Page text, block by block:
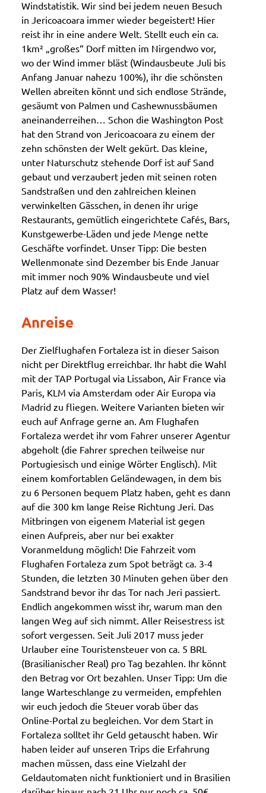
Windstatistik. Wir sind bei jedem neuen Besuch
in Jericoacoara immer wieder begeistert! Hier
reist ihr in eine andere Welt. Stellt euch ein ca.
1km² „großes“ Dorf mitten im Nirgendwo vor,
wo der Wind immer bläst (Windausbeute Juli bis
Anfang Januar nahezu 100%), ihr die schönsten
Wellen abreiten könnt und sich endlose Strände,
gesäumt von Palmen und Cashewnussbäumen
aneinanderreihen… Schon die Washington Post
hat den Strand von Jericoacoara zu einem der
zehn schönsten der Welt gekürt. Das kleine,
unter Naturschutz stehende Dorf ist auf Sand
gebaut und verzaubert jeden mit seinen roten
Sandstraßen und den zahlreichen kleinen
verwinkelten Gässchen, in denen ihr urige
Restaurants, gemütlich eingerichtete Cafés, Bars,
Kunstgewerbe-Läden und jede Menge nette
Geschäfte vorfindet. Unser Tipp: Die besten
Wellenmonate sind Dezember bis Ende Januar
mit immer noch 90% Windausbeute und viel
Platz auf dem Wasser!
Anreise
Der Zielflughafen Fortaleza ist in dieser Saison
nicht per Direktflug erreichbar. Ihr habt die Wahl
mit der TAP Portugal via Lissabon, Air France via
Paris, KLM via Amsterdam oder Air Europa via
Madrid zu fliegen. Weitere Varianten bieten wir
euch auf Anfrage gerne an. Am Flughafen
Fortaleza werdet ihr vom Fahrer unserer Agentur
abgeholt (die Fahrer sprechen teilweise nur
Portugiesisch und einige Wörter Englisch). Mit
einem komfortablen Geländewagen, in dem bis
zu 6 Personen bequem Platz haben, geht es dann
auf die 300 km lange Reise Richtung Jeri. Das
Mitbringen von eigenem Material ist gegen
einen Aufpreis, aber nur bei exakter
Voranmeldung möglich! Die Fahrzeit vom
Flughafen Fortaleza zum Spot beträgt ca. 3-4
Stunden, die letzten 30 Minuten gehen über den
Sandstrand bevor ihr das Tor nach Jeri passiert.
Endlich angekommen wisst ihr, warum man den
langen Weg auf sich nimmt. Aller Reisestress ist
sofort vergessen. Seit Juli 2017 muss jeder
Urlauber eine Touristensteuer von ca. 5 BRL
(Brasilianischer Real) pro Tag bezahlen. Ihr könnt
den Betrag vor Ort bezahlen. Unser Tipp: Um die
lange Warteschlange zu vermeiden, empfehlen
wir euch jedoch die Steuer vorab über das
Online-Portal zu begleichen. Vor dem Start in
Fortaleza solltet ihr Geld getauscht haben. Wir
haben leider auf unseren Trips die Erfahrung
machen müssen, dass eine Vielzahl der
Geldautomaten nicht funktioniert und in Brasilien